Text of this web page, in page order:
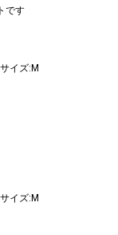
です
イズ:M
イズ:M